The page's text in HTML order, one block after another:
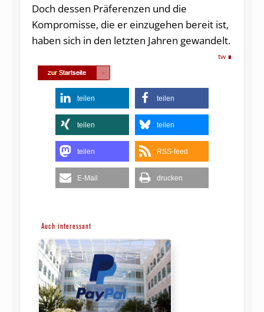
Doch dessen Präferenzen und die
Kompromisse, die er einzugehen bereit ist,
haben sich in den letzten Jahren gewandelt.
tw
teilen teilen
teilen teilen
teilen RSS-feed
E-Mail drucken
Auch interessant